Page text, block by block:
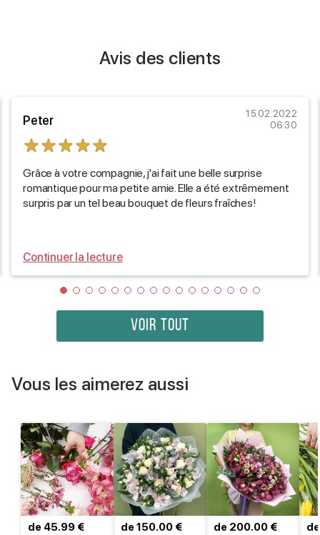
Avis des clients
Peter
15.02.2022
06:30
Grâce à votre compagnie, j'ai fait une belle surprise
romantique pour ma petite amie. Elle a été extrêmement
surpris par un tel beau bouquet de fleurs fraîches!
Continuer la lecture
VOIR TOUT
Vous les aimerez aussi
de 45.99 € de 150.00 € de 200.00 €